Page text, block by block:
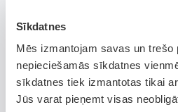
Sīkdatnes
Mēs izmantojam savas un
nepieciešamās sīkdatnes
sīkdatnes tiek izmantotas tikai
Jūs varat pieņemt visas
Ja Check Engine lampiņa
visbiežāk tas nozīmē, ka
prasa uzmanību, taču
Šādā gadījumā jūs vēl drīkstat
ieteicams ierobežot ātrumu un